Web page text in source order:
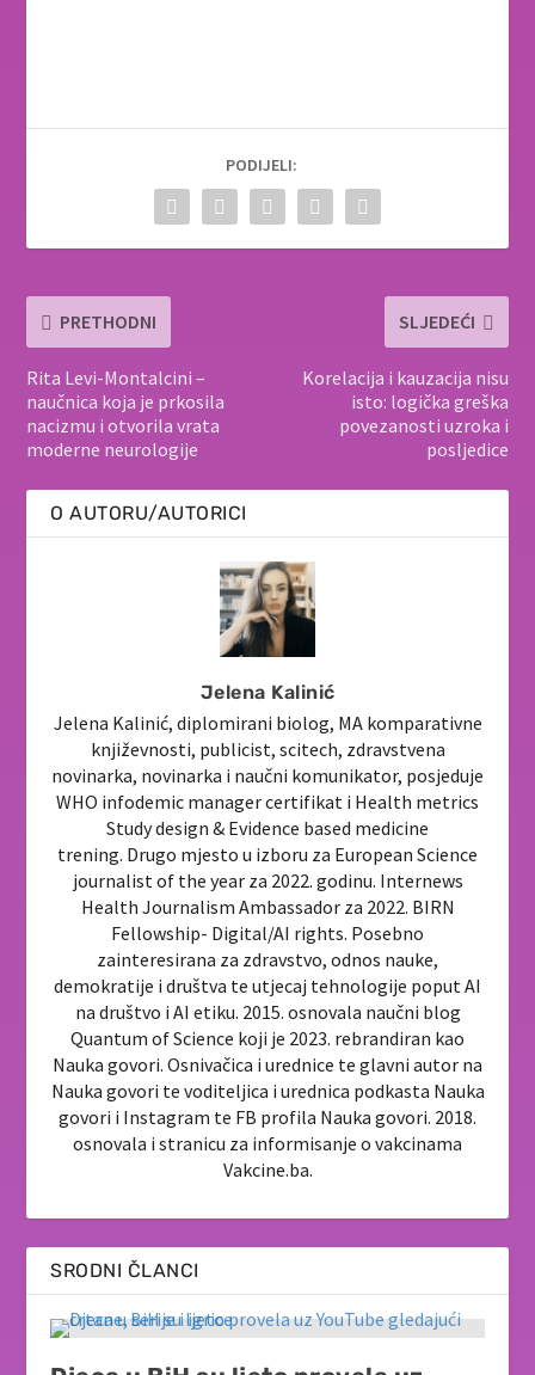
PODIJELI:
PRETHODNI
Rita Levi-Montalcini –
naučnica koja je prkosila
nacizmu i otvorila vrata
moderne neurologije
SLJEDEĆI
Korelacija i kauzacija nisu
isto: logička greška
povezanosti uzroka i
posljedice
O AUTORU/AUTORICI
Jelena Kalinić
Jelena Kalinić, diplomirani biolog, MA komparativne
književnosti, publicist, scitech, zdravstvena
novinarka, novinarka i naučni komunikator, posjeduje
WHO infodemic manager certifikat i Health metrics
Study design & Evidence based medicine
trening. Drugo mjesto u izboru za European Science
journalist of the year za 2022. godinu. Internews
Health Journalism Ambassador za 2022. BIRN
Fellowship- Digital/AI rights. Posebno
zainteresirana za zdravstvo, odnos nauke,
demokratije i društva te utjecaj tehnologije poput AI
na društvo i AI etiku. 2015. osnovala naučni blog
Quantum of Science koji je 2023. rebrandiran kao
Nauka govori. Osnivačica i urednice te glavni autor na
Nauka govori te voditeljica i urednica podkasta Nauka
govori i Instagram te FB profila Nauka govori. 2018.
osnovala i stranicu za informisanje o vakcinama
Vakcine.ba.
SRODNI ČLANCI